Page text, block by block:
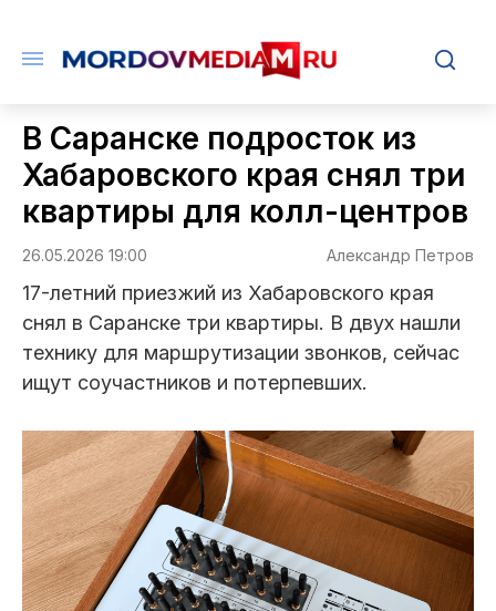
В Саранске подросток из
Хабаровского края снял три
квартиры для колл-центров
26.05.2026 19:00 Александр Петров
17-летний приезжий из Хабаровского края
снял в Саранске три квартиры. В двух нашли
технику для маршрутизации звонков, сейчас
ищут соучастников и потерпевших.